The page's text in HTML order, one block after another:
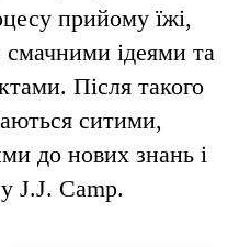
прийому їжі,
ідеями та
Після такого
ситими,
до нових знань і
J.J. Camp.